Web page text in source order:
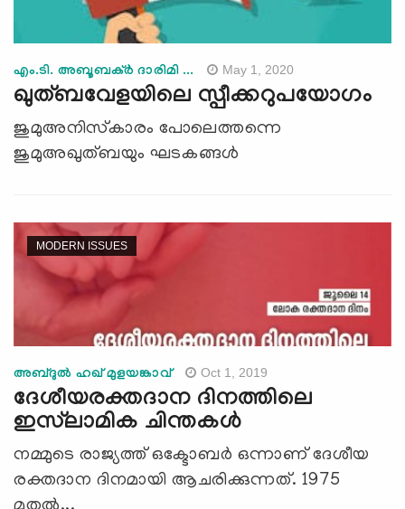
എം.ടി. അബൂബക്ര്‍ ദാരിമി ... May 1, 2020
ഖുത്ബവേളയിലെ സ്പീക്കറുപയോഗം
ജുമുഅനിസ്‌കാരം പോലെത്തന്നെ
ജുമുഅഖുത്ബയും ഘടകങ്ങള്‍
MODERN ISSUES
അബ്ദുല്‍ ഹഖ് മുളയങ്കാവ് Oct 1, 2019
ദേശീയരക്തദാന ദിനത്തിലെ
ഇസ്‌ലാമിക ചിന്തകള്‍
നമ്മുടെ രാജ്യത്ത് ഒക്ടോബര്‍ ഒന്നാണ് ദേശീയ
രക്തദാന ദിനമായി ആചരിക്കുന്നത്. 1975